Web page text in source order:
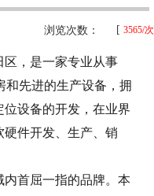
浏览次数： [ 3565/次
区，是一家专业从事
和先进的生产设备，拥
位设备的开发，在业界
硬件开发、生产、销
首屈一指的品牌。本